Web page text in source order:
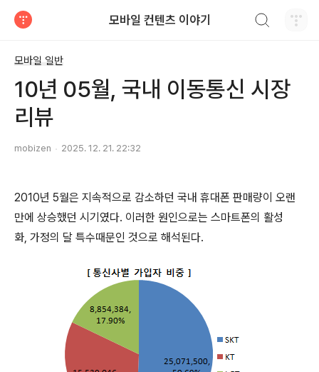
모바일 컨텐츠 이야기
모바일 일반
10년 05월, 국내 이동통신 시장
리뷰
mobizen 2025. 12. 21. 22:32
2010년 5월은 지속적으로 감소하던 국내 휴대폰 판매량이 오랜
만에 상승했던 시기였다. 이러한 원인으로는 스마트폰의 활성
화, 가정의 달 특수때문인 것으로 해석된다.